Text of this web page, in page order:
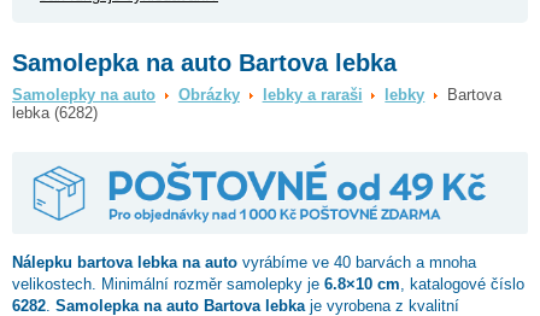
Samolepka na auto Bartova lebka
Samolepky na auto Obrázky lebky a raraši lebky
Bartova
lebka (6282)
Nálepku bartova lebka na auto vyrábíme ve 40 barvách a mnoha
velikostech. Minimální rozměr samolepky je 6.8×10 cm , katalogové číslo
6282 Samolepka na auto Bartova lebka je vyrobena z kvalitní